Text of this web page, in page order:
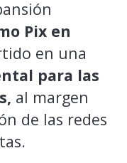
Pix en
en una
para las
al margen
de las redes